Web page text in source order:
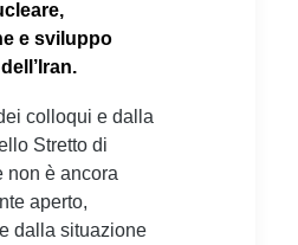
e sviluppo
colloqui e dalla
Stretto di
non è ancora
aperto,
dalla situazione